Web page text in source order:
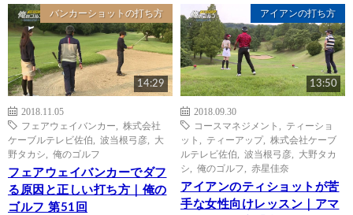
バンカーショットの打ち方
14:29
2018.11.05
フェアウェイバンカー
株式会社
ケーブルテレビ佐伯
波当根弓彦
大
野タカシ
俺のゴルフ
フェアウェイバンカーでダフ
る原因と正しい打ち方｜俺の
ゴルフ 第51回
アイアンの打ち方
13:50
2018.09.30
コースマネジメント
ティーショ
ット
ティーアップ, 株式会社ケーブ
ルテレビ佐伯
波当根弓彦
大野タカ
シ
俺のゴルフ 赤星佳奈
アイアンのティショットが苦
手な女性向けレッスン｜アマ